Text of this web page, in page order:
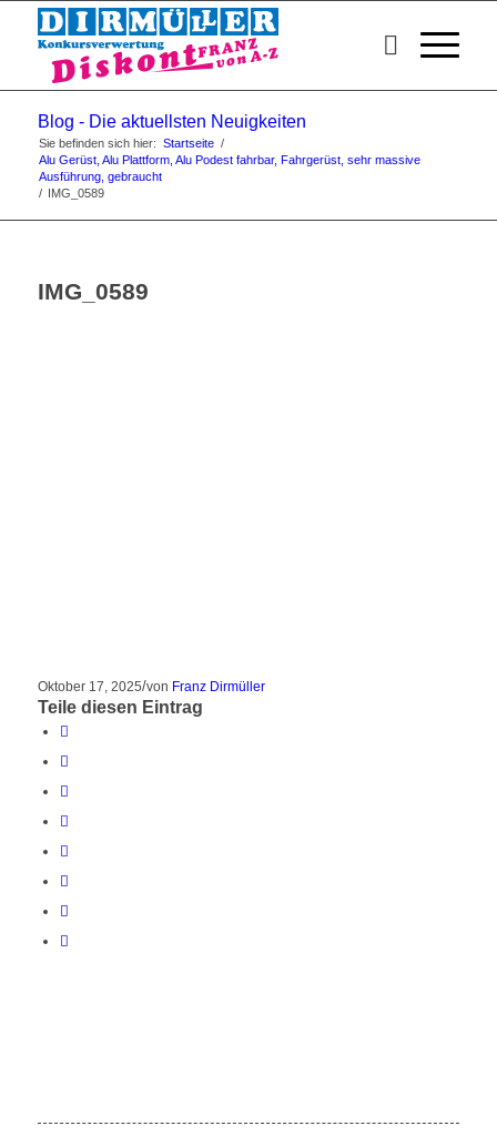
Blog - Die aktuellsten Neuigkeiten
Sie befinden sich hier: Startseite /
Alu Gerüst, Alu Plattform, Alu Podest fahrbar, Fahrgerüst, sehr massive
Ausführung, gebraucht
/ IMG_0589
IMG_0589
Oktober 17, 2025/von Franz Dirmüller
Teile diesen Eintrag